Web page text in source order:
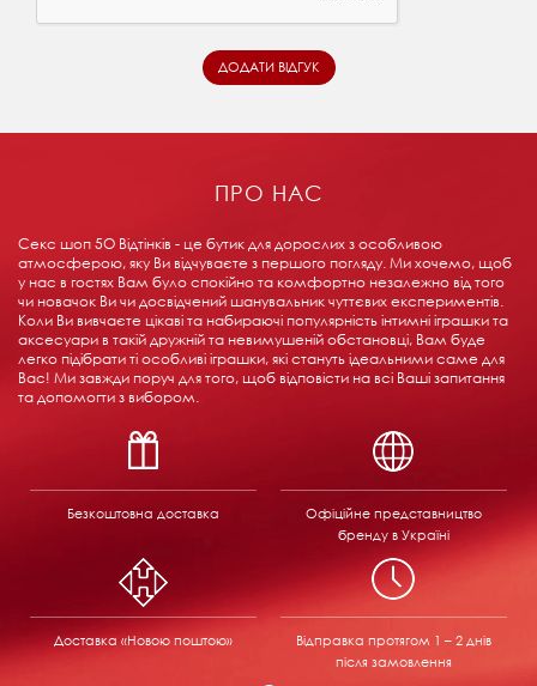
ПРО НАС
Секс шоп 5О Відтінків - це бутик для дорослих з особливою
атмосферою, яку Ви відчуваєте з першого погляду. Ми хочемо, щоб
у нас в гостях Вам було спокійно та комфортно незалежно від того
чи новачок Ви чи досвідчений шанувальник чуттєвих експериментів.
Коли Ви вивчаєте цікаві та набираючі популярність інтимні іграшки та
аксесуари в такій дружній та невимушеній обстановці, Вам буде
легко підібрати ті особливі іграшки, які стануть ідеальними саме для
Вас! Ми завжди поруч для того, щоб відповісти на всі Ваші запитання
та допомогти з вибором.
Безкоштовна доставка
Офіційне представництво
бренду в Україні
Доставка «Новою поштою» Відправка протягом 1 – 2 днів
після замовлення